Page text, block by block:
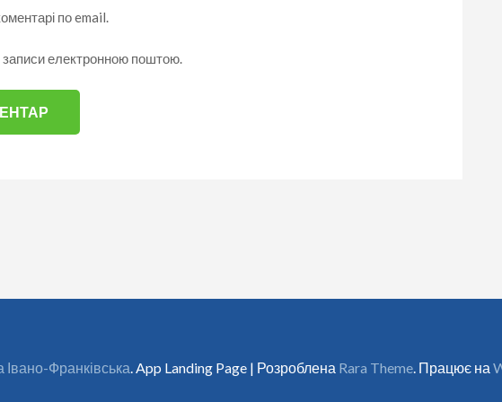
по email.
записи електронною поштою.
Франківська. App Landing Page | Розроблена Rara Theme. Працює на